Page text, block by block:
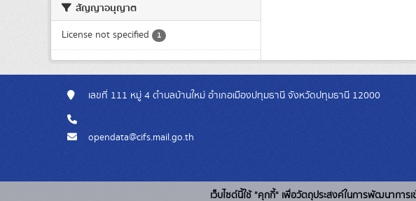
สัญญาอนุญาต
License not specified 1
เลขที่ 111 หมู่ 4 ตำบลบ้านใหม่ อำเภอเมืองปทุมธานี จังหวัดปทุมธานี 12000
opendata@cifs.mail.go.th
เว็บไซต์นี้ใช้ "คุกกี้" เพื่อวัตถุประสงค์ในการพัฒนากา